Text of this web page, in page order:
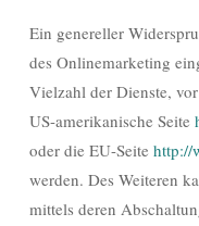
Ein genereller
des Onlinemarketing
Vielzahl der Dienste,
US-amerikanische Seite
oder die EU-Seite http://
werden. Des Weiteren
mittels deren